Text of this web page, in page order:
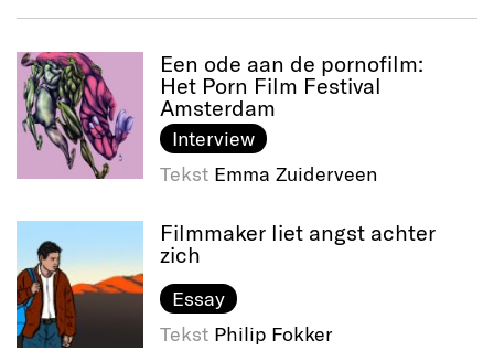
Een ode aan de pornofilm:
Het Porn Film Festival
Amsterdam
Interview
Tekst Emma Zuiderveen
Filmmaker liet angst achter
zich
Essay
Tekst Philip Fokker